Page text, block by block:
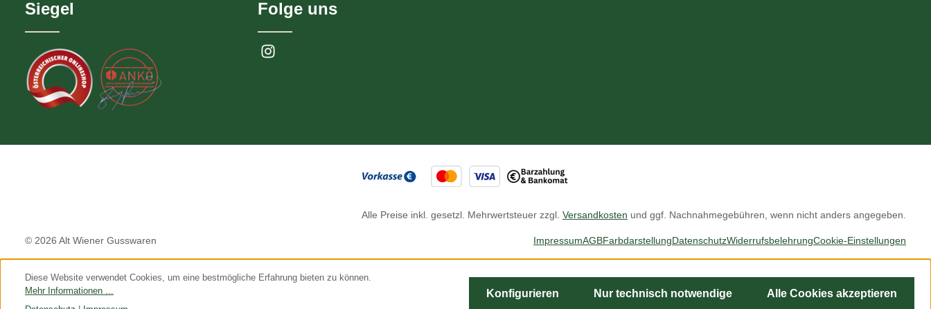
Siegel Folge uns
Alle Preise inkl. gesetzl. Mehrwertsteuer zzgl. Versandkosten und ggf. Nachnahmegebühren, wenn nicht anders angegeben.
© 2026 Alt Wiener Gusswaren ImpressumAGBFarbdarstellungDatenschutzWiderrufsbelehrungCookie-Einstellungen
Diese Website verwendet Cookies, um eine bestmögliche Erfahrung bieten zu können.
Mehr Informationen ...
Nur technisch notwendige
Konfigurieren Alle Cookies akzeptieren